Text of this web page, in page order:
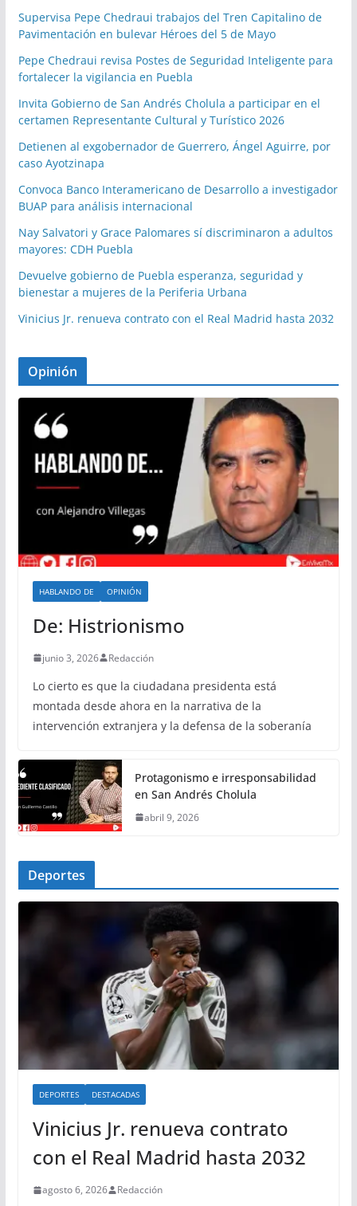
Supervisa Pepe Chedraui trabajos del Tren Capitalino de
Pavimentación en bulevar Héroes del 5 de Mayo
Pepe Chedraui revisa Postes de Seguridad Inteligente para
fortalecer la vigilancia en Puebla
Invita Gobierno de San Andrés Cholula a participar en el
certamen Representante Cultural y Turístico 2026
Detienen al exgobernador de Guerrero, Ángel Aguirre, por
caso Ayotzinapa
Convoca Banco Interamericano de Desarrollo a investigador
BUAP para análisis internacional
Nay Salvatori y Grace Palomares sí discriminaron a adultos
mayores: CDH Puebla
Devuelve gobierno de Puebla esperanza, seguridad y
bienestar a mujeres de la Periferia Urbana
Vinicius Jr. renueva contrato con el Real Madrid hasta 2032
Opinión
HABLANDO DE OPINIÓN
De: Histrionismo
junio 3, 2026 Redacción
Lo cierto es que la ciudadana presidenta está
montada desde ahora en la narrativa de la
intervención extranjera y la defensa de la soberanía
Protagonismo e irresponsabilidad
en San Andrés Cholula
abril 9, 2026
Deportes
DEPORTES DESTACADAS
Vinicius Jr. renueva contrato
con el Real Madrid hasta 2032
agosto 6, 2026 Redacción